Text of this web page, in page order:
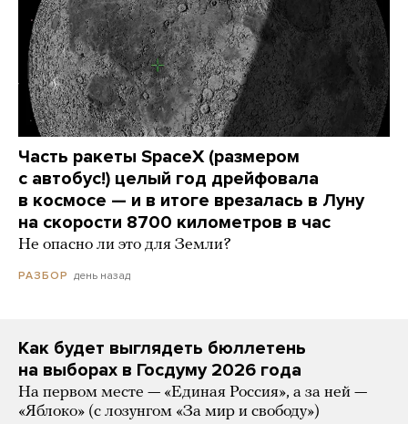
Часть ракеты SpaceX (размером
с автобус!) целый год дрейфовала
в космосе — и в итоге врезалась в Луну
на скорости 8700 километров в час
Не опасно ли это для Земли?
РАЗБОР день назад
Как будет выглядеть бюллетень
на выборах в Госдуму 2026 года
На первом месте — «Единая Россия», а за ней —
«Яблоко» (с лозунгом «За мир и свободу»)